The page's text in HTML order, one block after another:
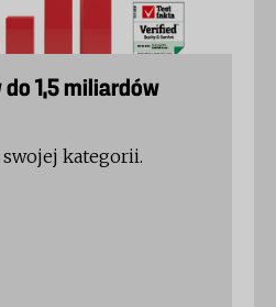
do 1,5 miliardów
swojej kategorii.